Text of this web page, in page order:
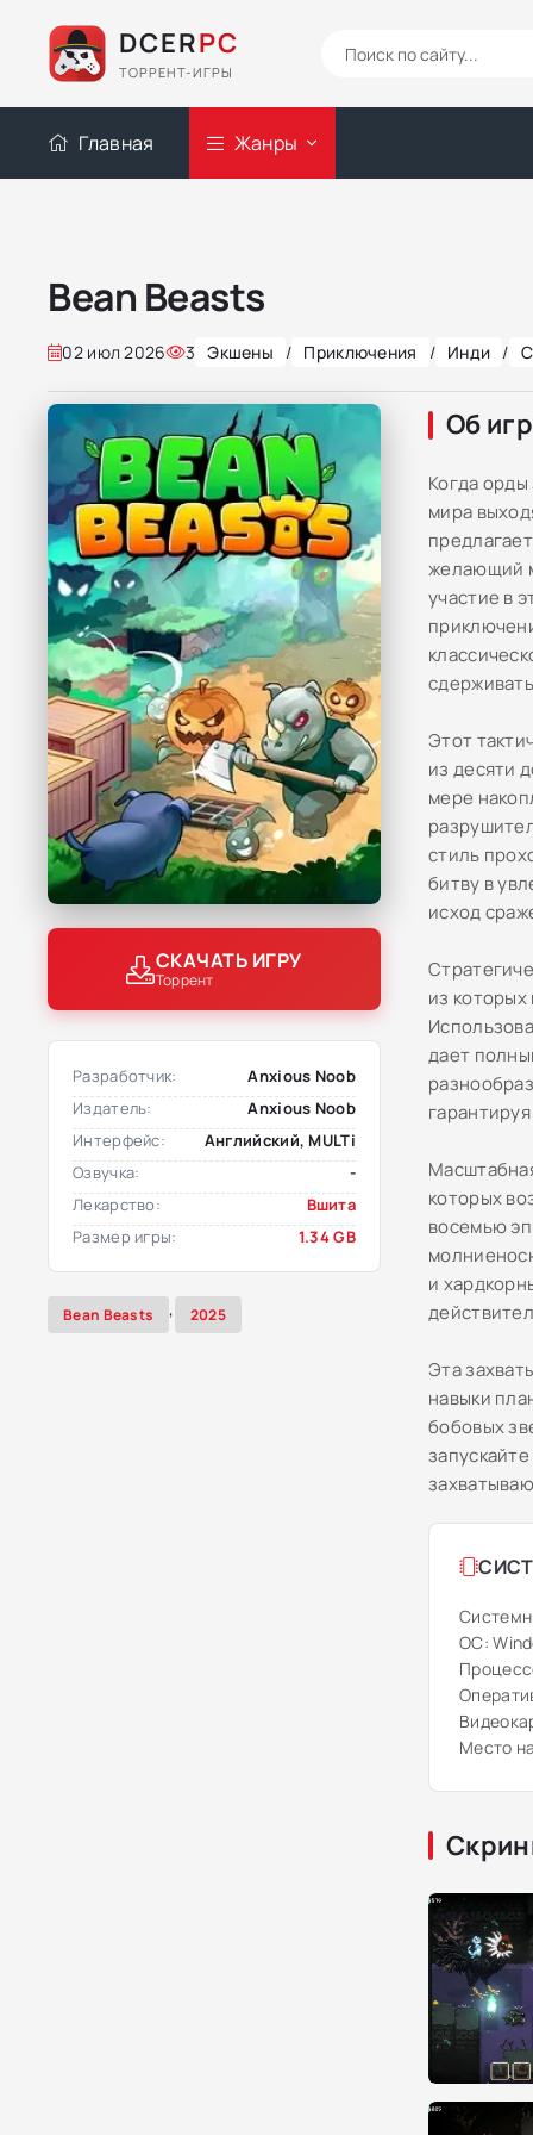
DCERPC
ТОРРЕНТ-ИГРЫ
Главная Жанры
Bean Beasts
02 июл 2026 3 Экшены / Приключения / Инди /
СКАЧАТЬ ИГРУ
Торрент
Разработчик:
Anxious Noob
Издатель:
Anxious Noob
Интерфейс:
Английский, MULTi
Озвучка:
-
Лекарство:
Вшита
Размер игры:
1.34 GB
Bean Beasts , 2025
Об
Когда
мира
желающий
участие в
Этот
из десяти
мере
стиль
битву в
исход
из
дает
которых
восемью
и
Эта
навыки
бобовых
ОС:
Место